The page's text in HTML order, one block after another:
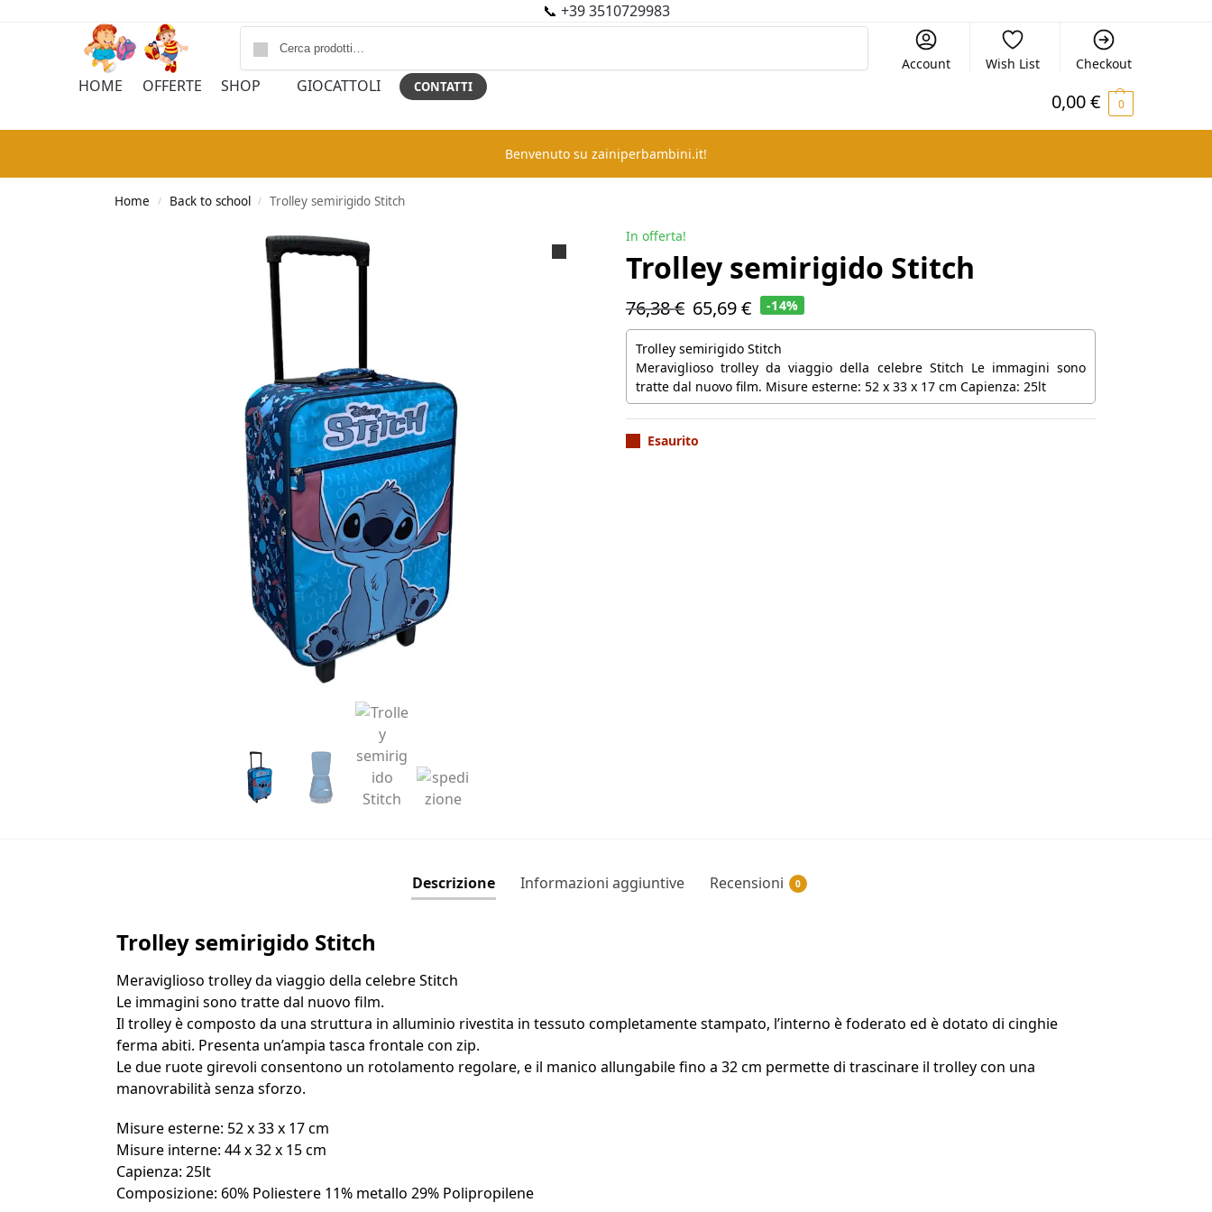
📞 +39 3510729983
Account Wish List Checkout
HOME OFFERTE SHOP GIOCATTOLI CONTATTI
0,00€ 0
Benvenuto su zainiperbambini.it!
Home / Back to school / Trolley semirigido Stitch
In offerta!
Trolley semirigido Stitch
76,38€ 65,69€ -14%
Trolley semirigido Stitch
Meraviglioso trolley da viaggio della celebre Stitch Le immagini sono
tratte dal nuovo film. Misure esterne: 52 x 33 x 17 cm Capienza: 25lt
Esaurito
Descrizione Informazioni aggiuntive Recensioni 0
Trolley semirigido Stitch
Meraviglioso trolley da viaggio della celebre Stitch
Le immagini sono tratte dal nuovo film.
Il trolley è composto da una struttura in alluminio rivestita in tessuto completamente stampato, l’interno è foderato ed è dotato di cinghie
ferma abiti. Presenta un’ampia tasca frontale con zip.
Le due ruote girevoli consentono un rotolamento regolare, e il manico allungabile fino a 32 cm permette di trascinare il trolley con una
manovrabilità senza sforzo.
Misure esterne: 52 x 33 x 17 cm
Misure interne: 44 x 32 x 15 cm
Capienza: 25lt
Composizione: 60% Poliestere 11% metallo 29% Polipropilene